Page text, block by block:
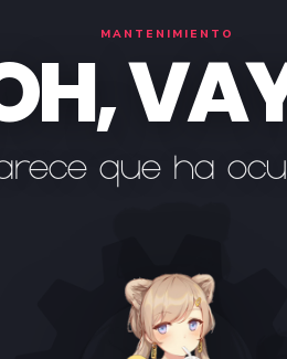
MANTENIMIENTO
que ha